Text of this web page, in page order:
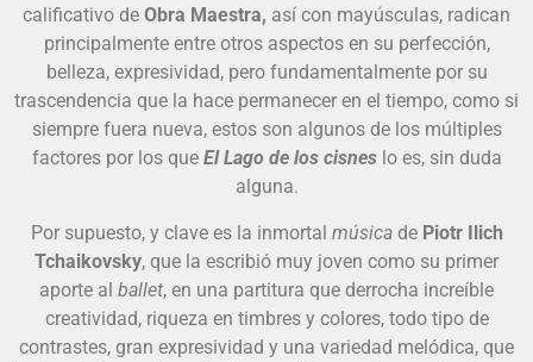
calificativo de Obra Maestra, así con mayúsculas, radican
principalmente entre otros aspectos en su perfección,
belleza, expresividad, pero fundamentalmente por su
trascendencia que la hace permanecer en el tiempo, como si
siempre fuera nueva, estos son algunos de los múltiples
factores por los que El Lago de los cisneslo es, sin duda
alguna.
Por supuesto, y clave es la inmortal músicadePiotr Ilich
Tchaikovsky, que la escribió muy joven como su primer
aporte al ballet, en una partitura que derrocha increíble
creatividad, riqueza en timbres y colores, todo tipo de
contrastes, gran expresividad y una variedad melódica, que